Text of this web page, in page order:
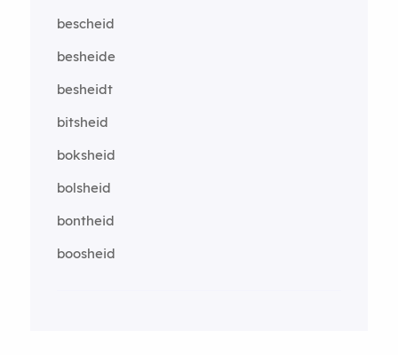
bescheid
besheide
besheidt
bitsheid
boksheid
bolsheid
bontheid
boosheid